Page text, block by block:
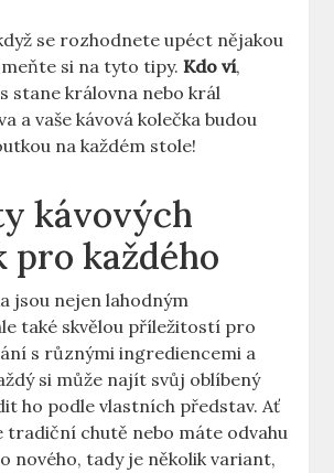
se rozhodnete upéct nějakou
si na tyto tipy.Kdo ví,
stane královna nebo král
a vaše kávová kolečka budou
na každém stole!
kávových
pro každého
jsou nejen lahodným
také skvělou příležitostí pro
s různými ingrediencemi a
si může najít svůj oblíbený
ho podle vlastních představ. Ať
tradiční chutě nebo máte odvahu
nového, tady je několik variant,